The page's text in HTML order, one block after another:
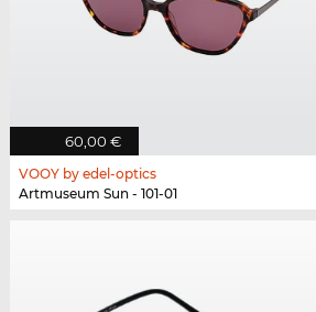
60,00 €
VOOY by edel-optics
Artmuseum Sun - 101-01